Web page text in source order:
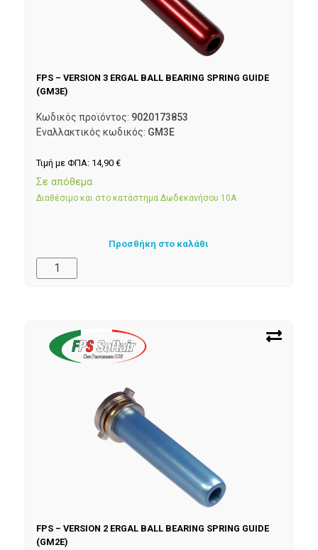
FPS – VERSION 3 ERGAL BALL BEARING SPRING GUIDE
(GM3E)
Κωδικός προϊόντος: 9020173853
Εναλλακτικός κωδικός: GM3E
Τιμή με ΦΠΑ: 14,90 €
Σε απόθεμα
Διαθέσιμο και στο κατάστημα Δωδεκανήσου 10Α
Προσθήκη στο καλάθι
FPS – VERSION 2 ERGAL BALL BEARING SPRING GUIDE
(GM2E)